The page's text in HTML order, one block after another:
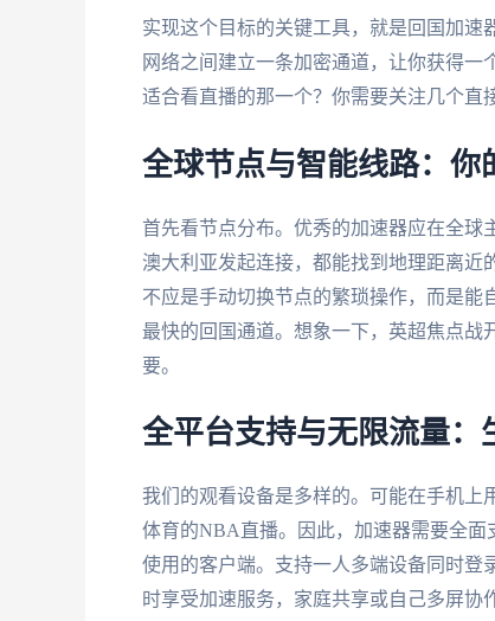
实现这个目标的关键工具，就是回国加速
网络之间建立一条加密通道，让你获得
适合看直播的那一个？你需要关注几个直
全球节点与智能线路：你
首先看节点分布。优秀的加速器应在全球
澳大利亚发起连接，都能找到地理距离近
不应是手动切换节点的繁琐操作，而是
最快的回国通道。想象一下，英超焦点战
要。
全平台支持与无限流量：
我们的观看设备是多样的。可能在手机上
体育的NBA直播。因此，加速器需要全面
使用的客户端。支持一人多端设备同时登
时享受加速服务，家庭共享或自己多屏